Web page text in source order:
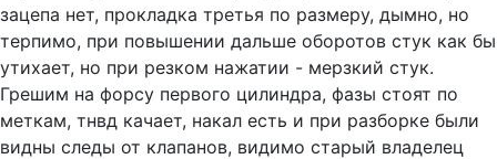
зацепа нет, прокладка третья по размеру, дымно, но
терпимо, при повышении дальше оборотов стук как бы
утихает, но при резком нажатии - мерзкий стук.
Грешим на форсу первого цилиндра, фазы стоят по
меткам, тнвд качает, накал есть и при разборке были
видны следы от клапанов, видимо старый владелец